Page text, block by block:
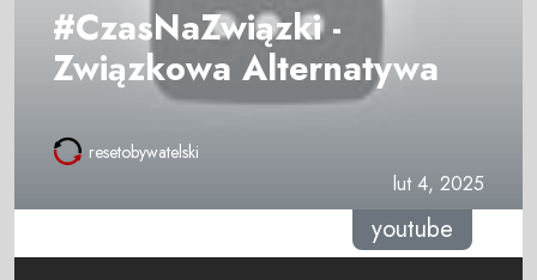
#CzasNaZwiązki -
Związkowa Alternatywa
resetobywatelski
lut 4, 2025
youtube